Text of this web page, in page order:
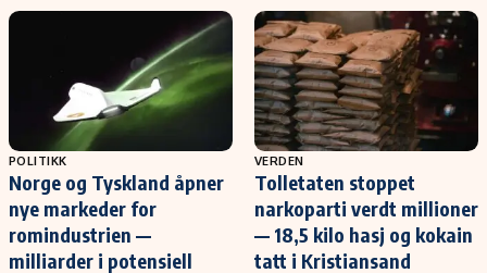
POLITIKK
Norge og Tyskland åpner
nye markeder for
romindustrien —
milliarder i potensiell
VERDEN
Tolletaten stoppet
narkoparti verdt millioner
— 18,5 kilo hasj og kokain
tatt i Kristiansand